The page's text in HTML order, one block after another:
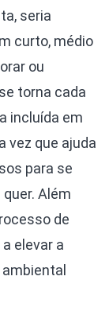
seria
curto, médio
ou
torna cada
incluída em
vez que ajuda
para se
Além
de
elevar a